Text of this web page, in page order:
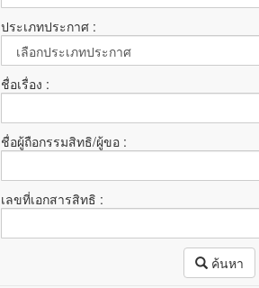
ประเภทประกาศ :
ชื่อเรื่อง :
ชื่อผู้ถือกรรมสิทธิ/ผู้ขอ :
เลขที่เอกสารสิทธิ :
ค้นหา